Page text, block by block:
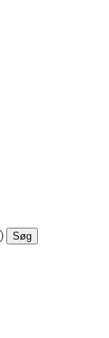
Søg